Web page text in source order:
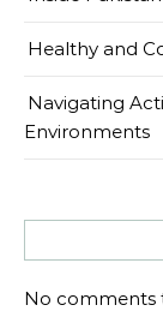
Healthy and
Navigating
Environments
No comments